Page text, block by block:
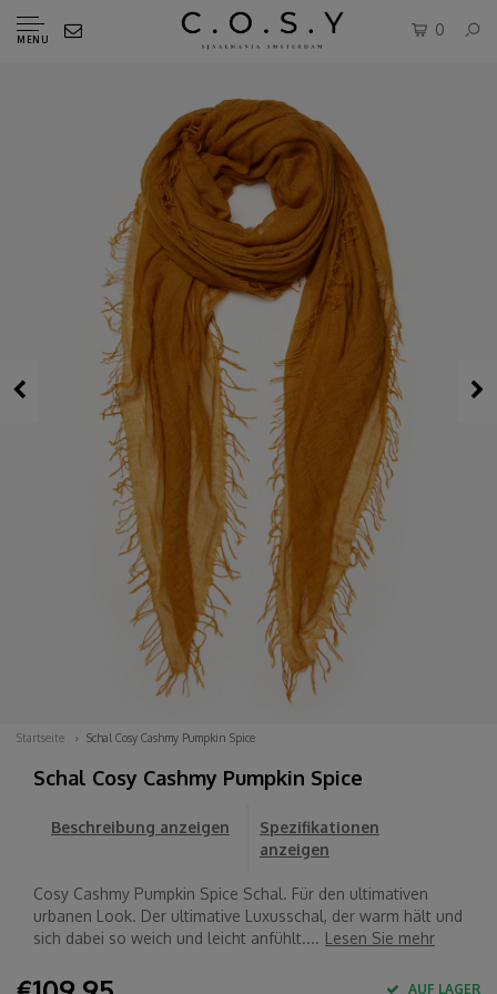
MENU
0
Startseite Schal Cosy Cashmy Pumpkin Spice
Schal Cosy Cashmy Pumpkin Spice
Beschreibung anzeigen
Spezifikationen
anzeigen
Cosy Cashmy Pumpkin Spice Schal. Für den ultimativen
urbanen Look. Der ultimative Luxusschal, der warm hält und
sich dabei so weich und leicht anfühlt.... Lesen Sie mehr
AUF LAGER